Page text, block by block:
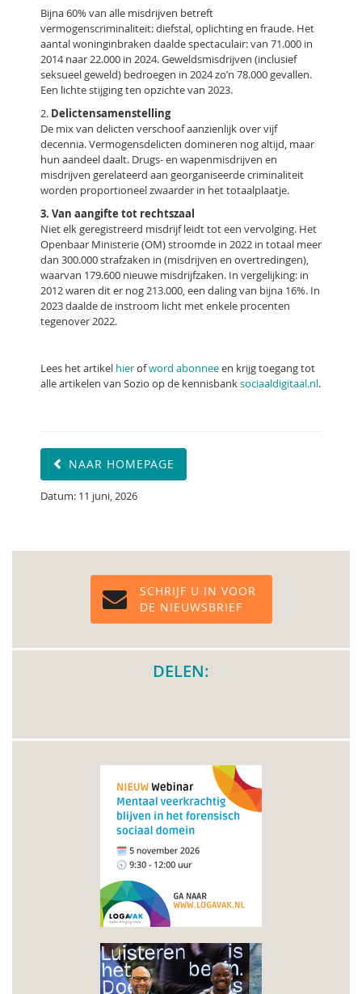
Bijna 60% van alle misdrijven betreft
vermogenscriminaliteit: diefstal, oplichting en fraude. Het
aantal woninginbraken daalde spectaculair: van 71.000 in
2014 naar 22.000 in 2024. Geweldsmisdrijven (inclusief
seksueel geweld) bedroegen in 2024 zo’n 78.000 gevallen.
Een lichte stijging ten opzichte van 2023.
2. Delictensamenstelling
De mix van delicten verschoof aanzienlijk over vijf
decennia. Vermogensdelicten domineren nog altijd, maar
hun aandeel daalt. Drugs- en wapenmisdrijven en
misdrijven gerelateerd aan georganiseerde criminaliteit
worden proportioneel zwaarder in het totaalplaatje.
3. Van aangifte tot rechtszaal
Niet elk geregistreerd misdrijf leidt tot een vervolging. Het
Openbaar Ministerie (OM) stroomde in 2022 in totaal meer
dan 300.000 strafzaken in (misdrijven en overtredingen),
waarvan 179.600 nieuwe misdrijfzaken. In vergelijking: in
2012 waren dit er nog 213.000, een daling van bijna 16%. In
2023 daalde de instroom licht met enkele procenten
tegenover 2022.
Lees het artikel hierofword abonneeen krijg toegang tot
alle artikelen van Sozio op de kennisbanksociaaldigitaal.nl.
NAAR HOMEPAGE
Datum: 11 juni, 2026
SCHRIJF U IN VOOR
DE NIEUWSBRIEF
DELEN: